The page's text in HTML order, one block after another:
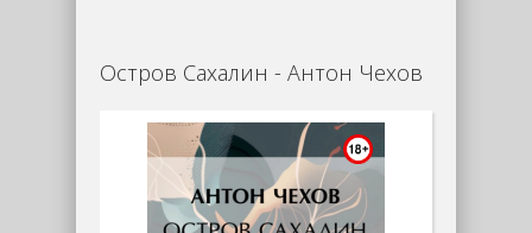
Остров Сахалин - Антон Чехов